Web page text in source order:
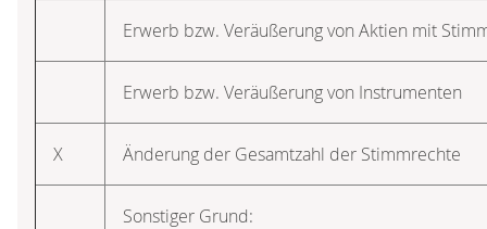
Erwerb bzw. Veräußerung von Aktien mit
Erwerb bzw. Veräußerung von Instrumenten
X Änderung der Gesamtzahl der Stimmrechte
Sonstiger Grund: